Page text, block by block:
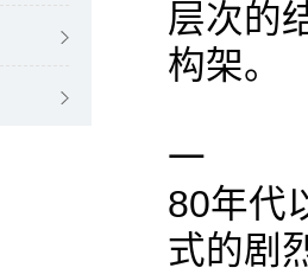
层次的
构架。
一
80年代
式的剧